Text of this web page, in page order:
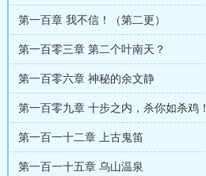
第一百章 我不信！（第二更）
第一百零三章 第二个叶南天？
第一百零六章 神秘的余文静
第一百零九章 十步之内，杀你如杀鸡！
第一百一十二章 上古鬼笛
第一百一十五章 乌山温泉